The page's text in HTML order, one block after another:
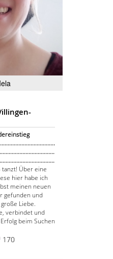
tanzt! Über eine
hier habe ich
meinen neuen
gefunden und
Liebe.
verbindet und
beim Suchen
170